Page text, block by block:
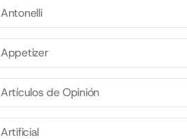
Antonelli
Appetizer
Artículos de Opinión
Artificial